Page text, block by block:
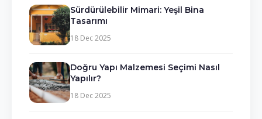
Sürdürülebilir Mimari: Yeşil Bina
Tasarımı
18 Dec 2025
Doğru Yapı Malzemesi Seçimi Nasıl
Yapılır?
18 Dec 2025